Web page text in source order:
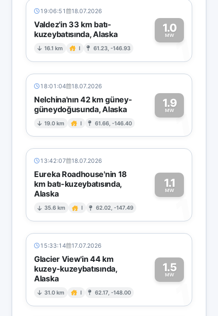
19:06:51 18.07.2026
Valdez'in 33 km batı-
kuzeybatısında, Alaska
16.1 km I 61.23, -146.93
1.0
MW1
18:01:04 18.07.2026
Nelchina'nın 42 km güney-
güneydoğusunda, Alaska
19.0 km I 61.66, -146.40
1.9
MW1
13:42:07 18.07.2026
Eureka Roadhouse'nin 18
km batı-kuzeybatısında,
Alaska
35.6 km I 62.02, -147.49
1.1
MW
1
15:33:14 17.07.2026
Glacier View'in 44 km
kuzey-kuzeybatısında,
Alaska
31.0 km I 62.17, -148.00
1.5
MW
1